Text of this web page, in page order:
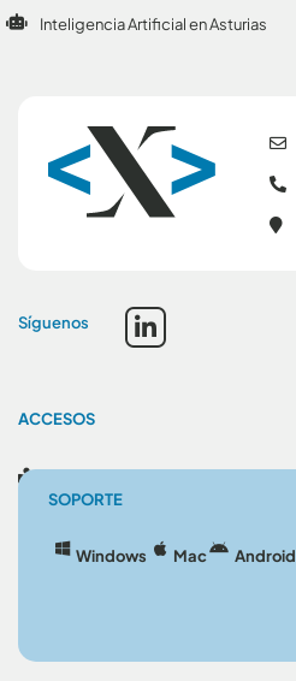
Síguenos
Inteligencia Artificial en Asturias
ACCESOS
Blog
SOPORTE
Windows Mac Android